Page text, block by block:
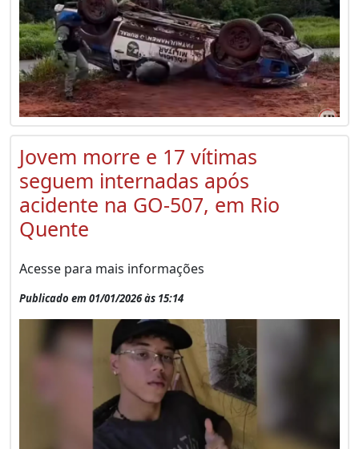
Jovem morre e 17 vítimas
seguem internadas após
acidente na GO-507, em Rio
Quente
Acesse para mais informações
Publicado em 01/01/2026 às 15:14